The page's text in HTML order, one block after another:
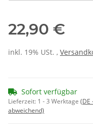
22,90 €
inkl. 19% USt. ,
Sofort verfügbar
Lieferzeit: 1 - 3 Werktage (DE
abweichend)